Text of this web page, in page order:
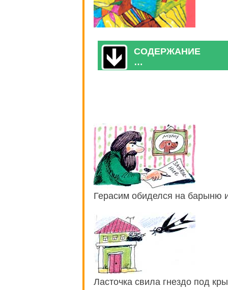
СОДЕРЖАНИЕ
…
Герасим обиделся на барыню
Ласточка свила гнездо под